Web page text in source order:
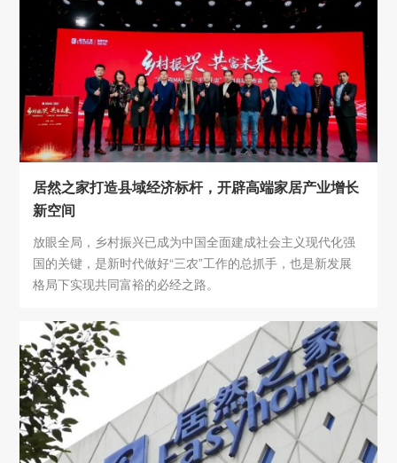
居然之家打造县域经济标杆，开辟高端家居产业增长
新空间
放眼全局，乡村振兴已成为中国全面建成社会主义现代化强
国的关键，是新时代做好“三农”工作的总抓手，也是新发展
格局下实现共同富裕的必经之路。